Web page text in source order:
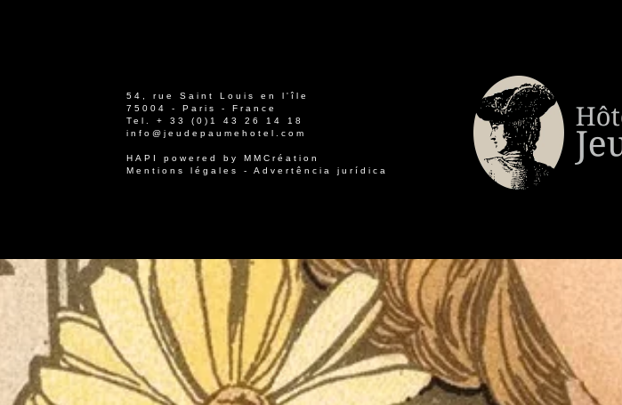
54, rue Saint Louis en l'île
75004 - Paris - France
Tel. + 33 (0)1 43 26 14 18
info@jeudepaumehotel.com
HAPI powered by MMCréation
Mentions légales
- Advertência jurídica